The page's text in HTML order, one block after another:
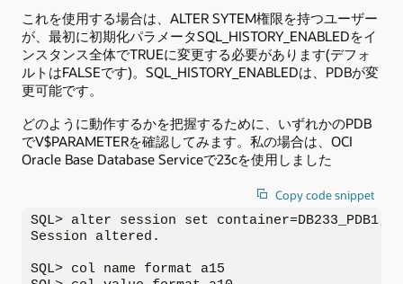
これを使用する場合は、ALTER SYTEM権限を持つユーザー
が、最初に初期化パラメータSQL_HISTORY_ENABLEDをイ
ンスタンス全体でTRUEに変更する必要があります(デフォ
ルトはFALSEです)。SQL_HISTORY_ENABLEDは、PDBが変
更可能です。
どのように動作するかを把握するために、いずれかのPDB
でV$PARAMETERを確認してみます。私の場合は、OCI
Oracle Base Database Serviceで23cを使用しました
Copy code snippet
SQL> alter session set container=DB233_PDB1;
Session altered.
SQL> col name format a15